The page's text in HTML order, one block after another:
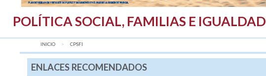
POLÍTICA SOCIAL, FAMILIAS E IGUALDAD
INICIO AQUÍ:
CPSFI
ENLACES RECOMENDADOS